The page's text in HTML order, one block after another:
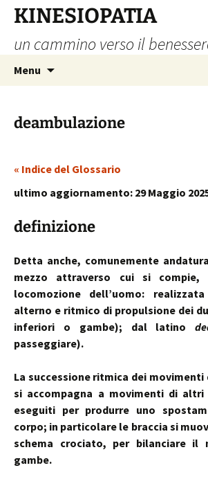
contenuto
KINESIOPATIA
un cammino verso il
Menu
deambulazione
« Indice del Glossario
ultimo aggiornamento: 29 Maggio
definizione
Detta anche, comunemente
mezzo attraverso cui si compie,
locomozione dell’uomo:
alterno e ritmico di propulsione dei
inferiori o gambe); dal latino
passeggiare).
La successione ritmica dei
si accompagna a movimenti di
eseguiti per produrre uno
corpo; in particolare le braccia si
schema crociato, per bilanciare il
gambe.